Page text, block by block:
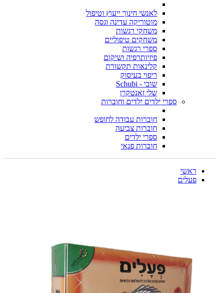
לאנשי חינוך ייעוץ וטיפול
מוטוריקה עדינה וגסה
משחקי רגשות
משחקים טיפוליים
ספרי רגשות
פיזיותרפיה ושיקום
קלינאות תקשורת
ריפוי בעיסוק
שובי - Schubi
שלי זאנטקרן
ספרי ילדים ילדים וחוברות
חוברות עבודה לחופש
חוברות צביעה
ספרי ילדים
חוברות פנאי
ראשי
פעלים